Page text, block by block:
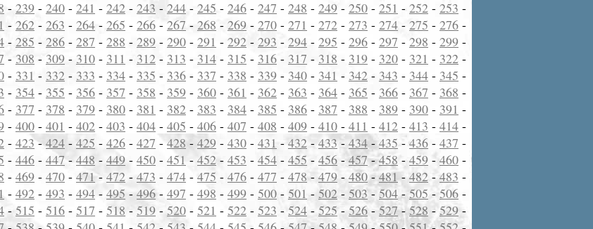
- 239 - 240 - 241 - 242 - 243 - 244 - 245 - 246 - 247 - 248 - 249 - 250 - 251 - 252 - 253 -
- 262 - 263 - 264 - 265 - 266 - 267 - 268 - 269 - 270 - 271 - 272 - 273 - 274 - 275 - 276 -
- 285 - 286 - 287 - 288 - 289 - 290 - 291 - 292 - 293 - 294 - 295 - 296 - 297 - 298 - 299 -
- 308 - 309 - 310 - 311 - 312 - 313 - 314 - 315 - 316 - 317 - 318 - 319 - 320 - 321 - 322 -
- 331 - 332 - 333 - 334 - 335 - 336 - 337 - 338 - 339 - 340 - 341 - 342 - 343 - 344 - 345 -
- 354 - 355 - 356 - 357 - 358 - 359 - 360 - 361 - 362 - 363 - 364 - 365 - 366 - 367 - 368 -
- 377 - 378 - 379 - 380 - 381 - 382 - 383 - 384 - 385 - 386 - 387 - 388 - 389 - 390 - 391 -
- 400 - 401 - 402 - 403 - 404 - 405 - 406 - 407 - 408 - 409 - 410 - 411 - 412 - 413 - 414 -
- 423-424 - 425 - 426 - 427 - 428 - 429 - 430 - 431 - 432 - 433- 434 -435 -436 - 437 -
- 446 - 447 - 448 - 449 - 450 - 451 - 452 - 453 - 454 - 455 - 456 - 457-458 - 459 - 460 -
- 469 - 470 - 471 - 472 - 473 - 474 - 475 - 476 - 477 - 478- 479 - 480-481- 482 - 483 -
- 492 - 493 - 494 - 495 - 496 - 497 - 498 - 499 - 500 - 501 - 502 - 503 - 504- 505 - 506 -
- 515 - 516 - 517 - 518 - 519 - 520 - 521 - 522 - 523 - 524 - 525 - 526 - 527-528 - 529 -